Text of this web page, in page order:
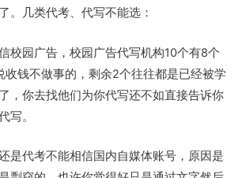
。几类代考、代写不能选：
校园广告，校园广告代写机构10个有8个
收钱不做事的，剩余2个往往都是已经被学
，你去找他们为你代写还不如直接告诉你
写。
是代考不能相信国内自媒体账号，原因是